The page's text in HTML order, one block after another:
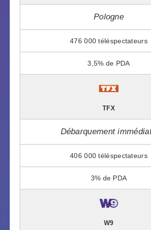
Pologne
476 000
3,5%
TFX
Débarquement
406 000
3%
W9